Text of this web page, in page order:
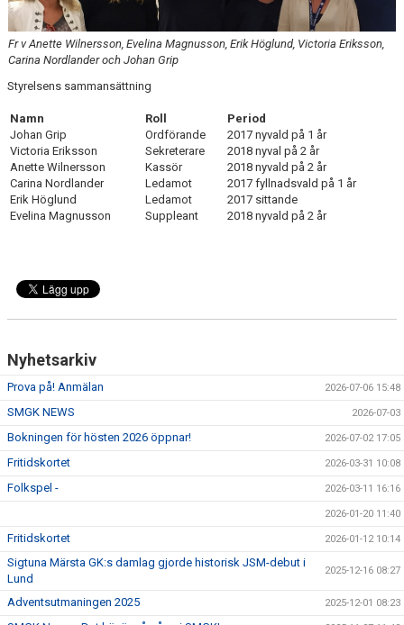
DOKUMENT
SPONSORER
TRYGG IDROTTSMILJÖ
SMGK STJÄRNOR
Fr v Anette Wilnersson, Evelina Magnusson, Erik Höglund, Victoria Eriksson,
Carina Nordlander och Johan Grip
Styrelsens sammansättning
Namn Roll
Period
Johan Grip
Ordförande
2017 nyvald på 1 år
Victoria Eriksson
Sekreterare
2018 nyval på 2 år
Anette Wilnersson
Kassör
2018 nyvald på 2 år
Carina Nordlander
Ledamot
2017 fyllnadsvald på 1 år
Erik Höglund
Ledamot
2017 sittande
Evelina Magnusson
Suppleant 2018 nyvald på 2 år
Nyhetsarkiv
Prova på! Anmälan 2026-07-06 15:48
SMGK NEWS 2026-07-03
Bokningen för hösten 2026 öppnar! 2026-07-02 17:05
Fritidskortet 2026-03-31 10:08
Folkspel - 2026-03-11 16:16
2026-01-20 11:40
Fritidskortet 2026-01-12 10:14
Sigtuna Märsta GK:s damlag gjorde historisk JSM-debut i
Lund
2025-12-16 08:27
Adventsutmaningen 2025 2025-12-01 08:23